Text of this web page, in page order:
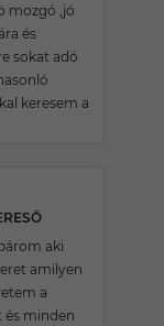
mozgó ,jó
és
sokat adó
keresem a
aki
amilyen
a
és minden